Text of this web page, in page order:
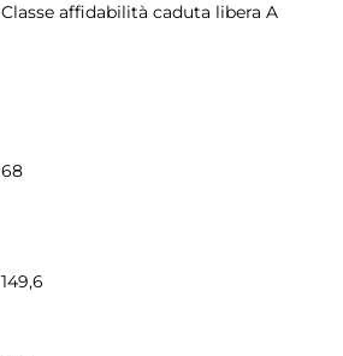
Classe affidabilità caduta libera A
68
149,6